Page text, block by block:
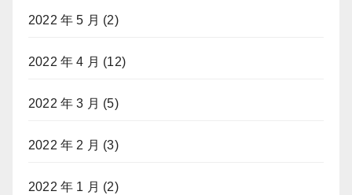
2022 年 5 月 (2)
2022 年 4 月 (12)
2022 年 3 月 (5)
2022 年 2 月 (3)
2022 年 1 月 (2)